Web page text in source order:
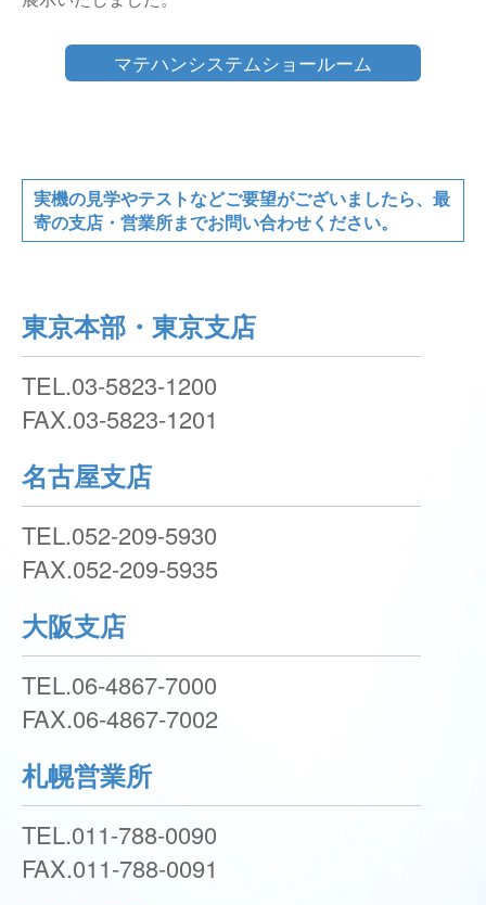
マテハンシステムショールーム
実機の⾒学やテストなどご要望がございましたら、最
寄の⽀店・営業所までお問い合わせください。
東京本部・東京支店
TEL.03-5823-1200
FAX.03-5823-1201
名古屋支店
TEL.052-209-5930
FAX.052-209-5935
大阪支店
TEL.06-4867-7000
FAX.06-4867-7002
札幌営業所
TEL.011-788-0090
FAX.011-788-0091